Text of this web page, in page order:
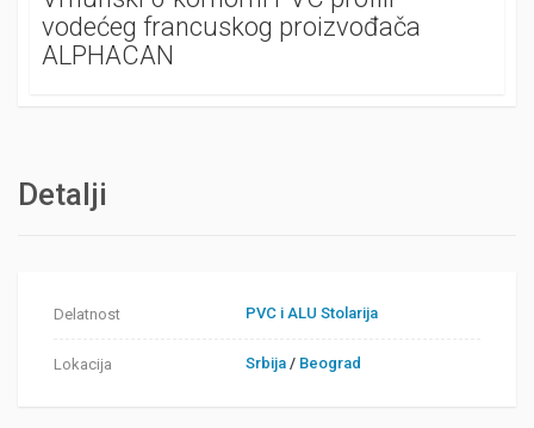
vodećeg francuskog proizvođača
ALPHACAN
Detalji
Delatnost PVC i ALU Stolarija
Lokacija Srbija / Beograd